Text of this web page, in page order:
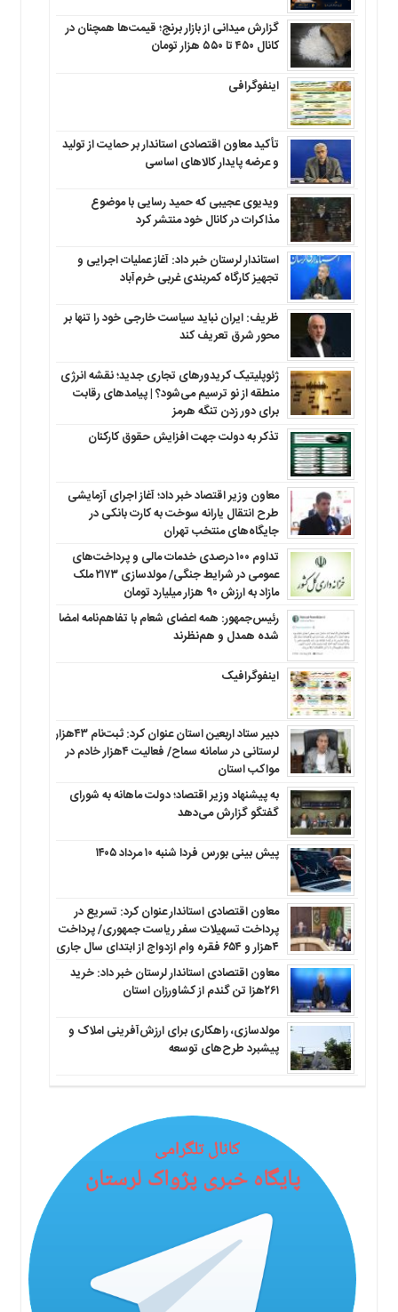
گزارش میدانی از بازار برنج؛ قیمت‌ها همچنان در
کانال ۴۵۰ تا ۵۵۰ هزار تومان
اینفوگرافی
تأکید معاون اقتصادی استاندار بر حمایت از تولید
و عرضه پایدار کالاهای اساسی
ویدیوی عجیبی که حمید رسایی با موضوع
مذاکرات در کانال خود منتشر کرد
استاندار لرستان خبر داد: آغاز عملیات اجرایی و
تجهیز کارگاه کمربندی غربی خرم‌آباد
ظریف: ایران نباید سیاست خارجی خود را تنها بر
محور شرق تعریف کند
ژئوپلیتیک کریدورهای تجاری جدید؛ نقشه انرژی
منطقه‌ از نو ترسیم می‌شود؟ | پیامدهای رقابت
برای دور زدن تنگه هرمز
تذکر به دولت جهت افزایش حقوق کارکنان ‌
معاون وزیر اقتصاد خبر داد؛ آغاز اجرای آزمایشی
طرح انتقال یارانه سوخت به کارت بانکی در
جایگاه‌های منتخب تهران
تداوم ۱۰۰ درصدی خدمات مالی و پرداخت‌های
عمومی در شرایط جنگی/ مولدسازی ۲۱۷۳ ملک
مازاد به ارزش ۹۰ هزار میلیارد تومان
رئیس‌جمهور: همه اعضای شعام با تفاهم‌نامه امضا
شده همدل و هم‌نظرند
اینفوگرافیک
دبیر ستاد اربعین استان عنوان کرد: ثبت‌نام ۴۳هزار
لرستانی در سامانه سماح/ فعالیت ۴هزار خادم در
مواکب استان
به پیشنهاد وزیر اقتصاد؛ دولت ماهانه به شورای
گفتگو گزارش می‌دهد
پیش بینی بورس فردا شنبه ۱۰ مرداد ۱۴۰۵
معاون اقتصادی استاندار عنوان کرد: تسریع در
پرداخت تسهیلات سفر ریاست جمهوری/ پرداخت
۴هزار و ۶۵۴ فقره وام ازدواج از ابتدای سال جاری
معاون اقتصادی استاندار لرستان خبر داد: خرید
۲۶۱هزا تن گندم از کشاورزان استان
مولدسازی، راهکاری برای ارزش‌آفرینی املاک و
پیشبرد طرح‌های توسعه